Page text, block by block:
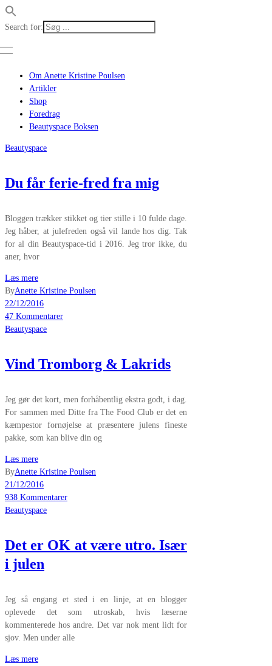
Search for:
Om Anette Kristine Poulsen
Artikler
Shop
Foredrag
Beautyspace Boksen
Beautyspace
Du får ferie-fred fra mig
Bloggen trækker stikket og tier stille i 10 fulde dage.
Jeg håber, at julefreden også vil lande hos dig. Tak
for al din Beautyspace-tid i 2016. Jeg tror ikke, du
aner, hvor
Læs mere
ByAnette Kristine Poulsen
22/12/2016
47 Kommentarer
Beautyspace
Vind Tromborg & Lakrids
Jeg gør det kort, men forhåbentlig ekstra godt, i dag.
For sammen med Ditte fra The Food Club er det en
kæmpestor fornøjelse at præsentere julens fineste
pakke, som kan blive din og
Læs mere
ByAnette Kristine Poulsen
21/12/2016
938 Kommentarer
Beautyspace
Det er OK at være utro. Især
i julen
Jeg så engang et sted i en linje, at en blogger
oplevede det som utroskab, hvis læserne
kommenterede hos andre. Det var nok ment lidt for
sjov. Men under alle
Læs mere